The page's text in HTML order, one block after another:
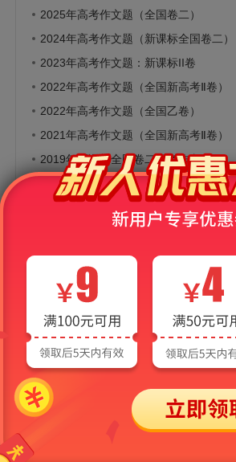
2025年高考作文题（全国卷二）
2024年高考作文题（新课标全国卷二）
2023年高考作文题：新课标II卷
2022年高考作文题（全国新高考Ⅱ卷）
2022年高考作文题（全国乙卷）
2021年高考作文题（全国新高考Ⅱ卷）
2019年新课标全国卷二高考作文
2026年高考（全
治 历史 地理 生物 物理